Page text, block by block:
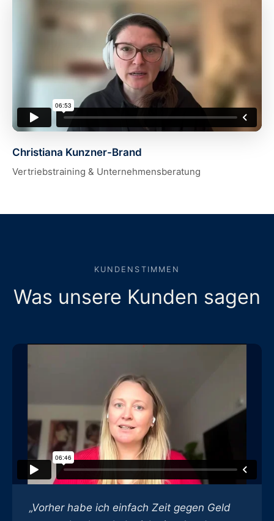
Christiana Kunzner-Brand
Vertriebstraining & Unternehmensberatung
KUNDENSTIMMEN
Was unsere Kunden sagen
„Vorher habe ich einfach Zeit gegen Geld